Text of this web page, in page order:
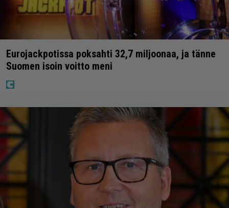
Eurojackpotissa poksahti 32,7 miljoonaa, ja tänne
Suomen isoin voitto meni